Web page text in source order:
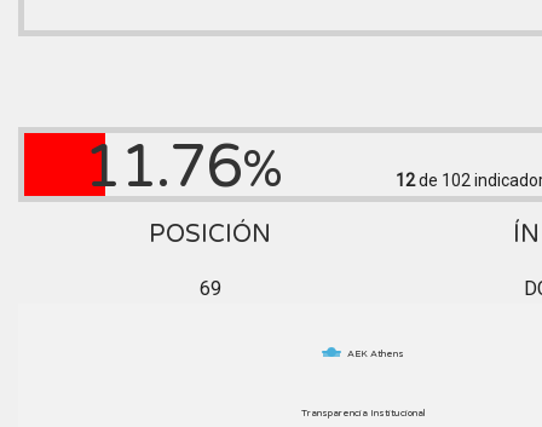
11.76% 12de 102
POSICIÓN
69
AEK Athens
Transparencia Institucional